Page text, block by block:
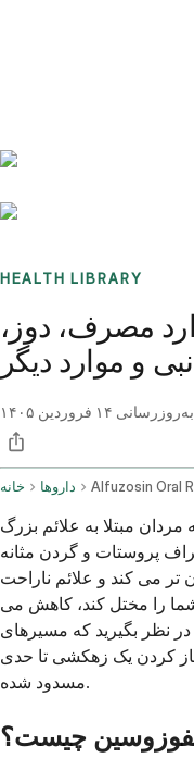
HEALTH LIBRARY
مصرف، دوز،
و موارد دیگر
۱۴ فروردین ۱۴۰۵
خانه داروها Alfuzosin Oral
مبتلا به علائم بزرگ
پروستات و گردن مثانه
تر می کند و علائم ناراحت
را مختل کند، کاهش می
در نظر بگیرید که مسیرهای
باز کردن یک زهکشی تا حدی
مسدود شده.
چیست؟